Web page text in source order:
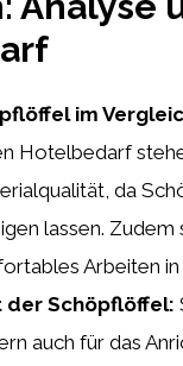
im
Hotelbedarf
da
lassen.
Arbeiten
der Schöpflöffel:
auch für das